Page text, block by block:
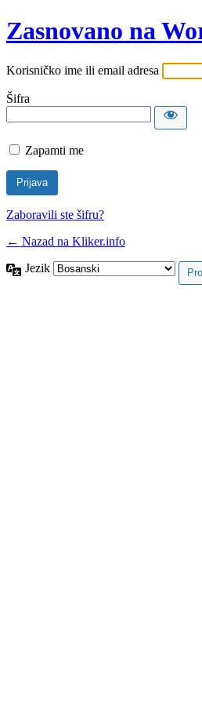
Zasnovano na
Korisničko ime ili email adresa
Šifra
Zapamti me
Zaboravili ste šifru?
← Nazad na Kliker.info
Jezik